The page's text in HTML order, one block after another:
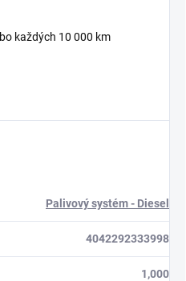
každých 10 000 km
Palivový systém - Diesel
4042292333998
1,000